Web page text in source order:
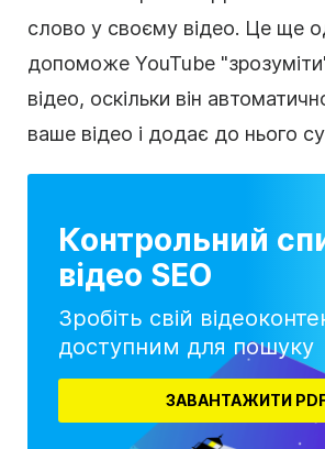
слово у своєму відео. Це ще
допоможе YouTube
відео, оскільки він
ваше відео і додає до нього
Контрольний
відео SEO
Зробіть свій
доступним для пошуку
ЗАВАНТАЖИТИ